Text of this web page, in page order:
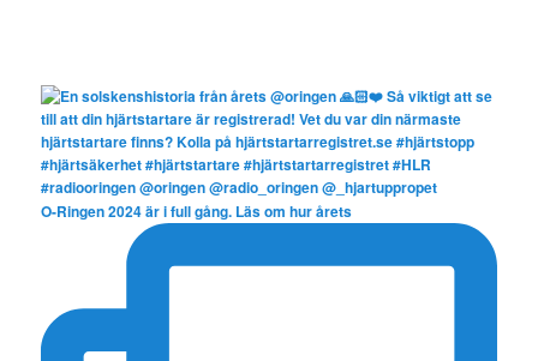
O-Ringen 2024 är i full gång. Läs om hur årets